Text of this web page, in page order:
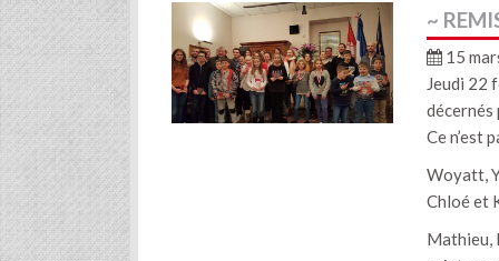
~
15
Jeudi 22
décernés
Ce n’est
Woyatt,
Chloé et
Mathieu,